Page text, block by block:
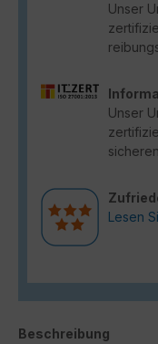
Unser
Unser
Lesen
Beschreibung